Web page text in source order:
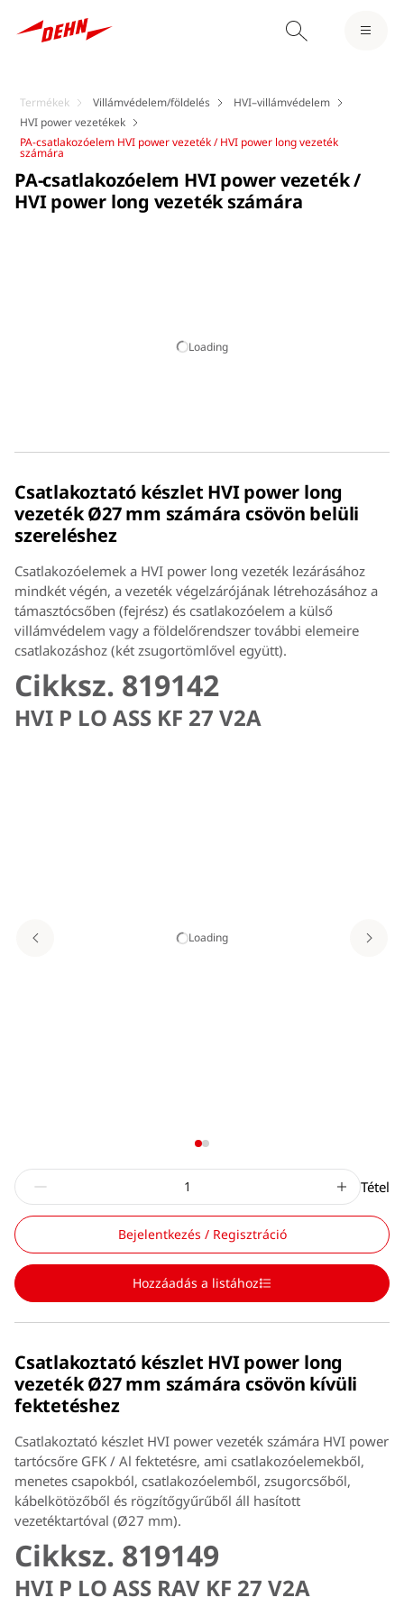
Termékek Villámvédelem/földelés
HVI–villámvédelem
HVI power vezetékek
PA-csatlakozóelem HVI power vezeték / HVI power long vezeték
számára
Loading
PA-csatlakozóelem HVI power vezeték /
HVI power long vezeték számára
Csatlakoztató készlet HVI power long
vezeték Ø27 mm számára csövön belüli
szereléshez
Csatlakozóelemek a HVI power long vezeték lezárásához
mindkét végén, a vezeték végelzárójának létrehozásához a
támasztócsőben (fejrész) és csatlakozóelem a külső
villámvédelem vagy a földelőrendszer további elemeire
csatlakozáshoz (két zsugortömlővel együtt).
Cikksz. 819142
HVI P LO ASS KF 27 V2A
Loading
Tétel
Bejelentkezés / Regisztráció
Hozzáadás a listához
Csatlakoztató készlet HVI power long
vezeték Ø27 mm számára csövön kívüli
fektetéshez
Csatlakoztató készlet HVI power vezeték számára HVI power
tartócsőre GFK / Al fektetésre, ami csatlakozóelemekből,
menetes csapokból, csatlakozóelemből, zsugorcsőből,
kábelkötözőből és rögzítőgyűrűből áll hasított
vezetéktartóval (Ø27 mm).
Cikksz. 819149
HVI P LO ASS RAV KF 27 V2A